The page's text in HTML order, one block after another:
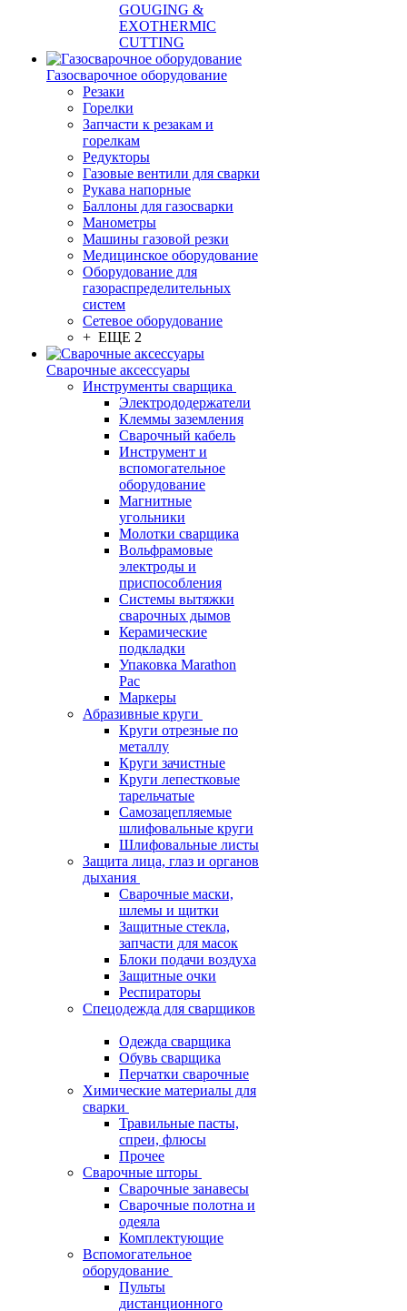
GOUGING &
EXOTHERMIC
CUTTING
Газосварочное оборудование
Резаки
Горелки
Запчасти к резакам и
горелкам
Редукторы
Газовые вентили для сварки
Рукава напорные
Баллоны для газосварки
Манометры
Машины газовой резки
Медицинское оборудование
Оборудование для
газораспределительных
систем
Сетевое оборудование
+ ЕЩЕ 2
Сварочные аксессуары
Инструменты сварщика
Электрододержатели
Клеммы заземления
Сварочный кабель
Инструмент и
вспомогательное
оборудование
Магнитные
угольники
Молотки сварщика
Вольфрамовые
электроды и
приспособления
Системы вытяжки
сварочных дымов
Керамические
подкладки
Упаковка Marathon
Pac
Маркеры
Абразивные круги
Круги отрезные по
металлу
Круги зачистные
Круги лепестковые
тарельчатые
Самозацепляемые
шлифовальные круги
Шлифовальные листы
Защита лица, глаз и органов
дыхания
Сварочные маски,
шлемы и щитки
Защитные стекла,
запчасти для масок
Блоки подачи воздуха
Защитные очки
Респираторы
Спецодежда для сварщиков
Одежда сварщика
Обувь сварщика
Перчатки сварочные
Химические материалы для
сварки
Травильные пасты,
спреи, флюсы
Прочее
Сварочные шторы
Сварочные занавесы
Сварочные полотна и
одеяла
Комплектующие
Вспомогательное
оборудование
Пульты
дистанционного